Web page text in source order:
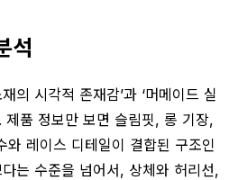
석
의 시각적 존재감’과 ‘머메이드 실
제품 정보만 보면 슬림핏, 롱 기장,
레이스 디테일이 결합된 구조인
는 수준을 넘어서, 상체와 허리선,